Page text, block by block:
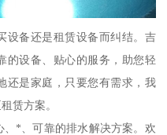
设备还是租赁设备而纠结。吉
的设备、贴心的服务，助您轻
还是家庭，只要您有需求，我
赁方案。
*、可靠的排水解决方案。欢